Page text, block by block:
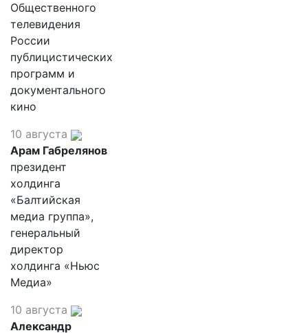
Общественного
телевидения
России
публицистических
программ и
документального
кино
10 августа
Арам Габрелянов
президент
холдинга
«Балтийская
медиа группа»,
генеральный
директор
холдинга «Ньюс
Медиа»
10 августа
Александр